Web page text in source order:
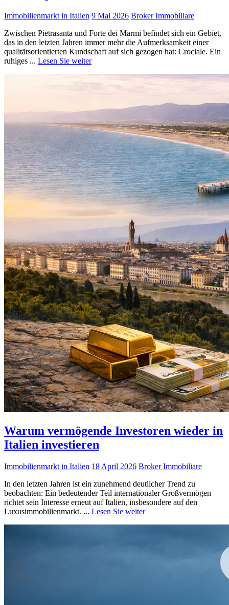
Immobilienmarkt in Italien 9 Mai 2026 Broker Immobiliare
Zwischen Pietrasanta und Forte dei Marmi befindet sich ein Gebiet,
das in den letzten Jahren immer mehr die Aufmerksamkeit einer
qualitätsorientierten Kundschaft auf sich gezogen hat: Crociale. Ein
ruhiges ... Lesen Sie weiter
Warum vermögende Investoren wieder in
Italien investieren
Immobilienmarkt in Italien 18 April 2026 Broker Immobiliare
In den letzten Jahren ist ein zunehmend deutlicher Trend zu
beobachten: Ein bedeutender Teil internationaler Großvermögen
richtet sein Interesse erneut auf Italien, insbesondere auf den
Luxusimmobilienmarkt. ... Lesen Sie weiter